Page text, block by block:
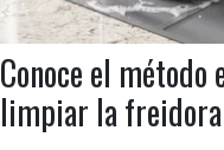
Conoce el
limpiar la